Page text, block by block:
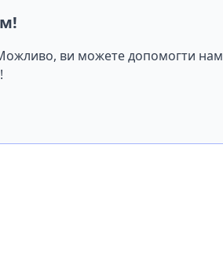
Можливо, ви можете допомогти нам